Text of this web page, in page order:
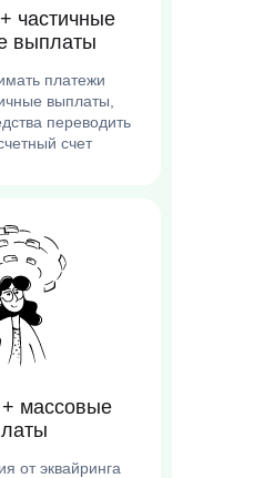
частичные
выплаты
платежи
выплаты,
переводить
счет
массовые
от эквайринга